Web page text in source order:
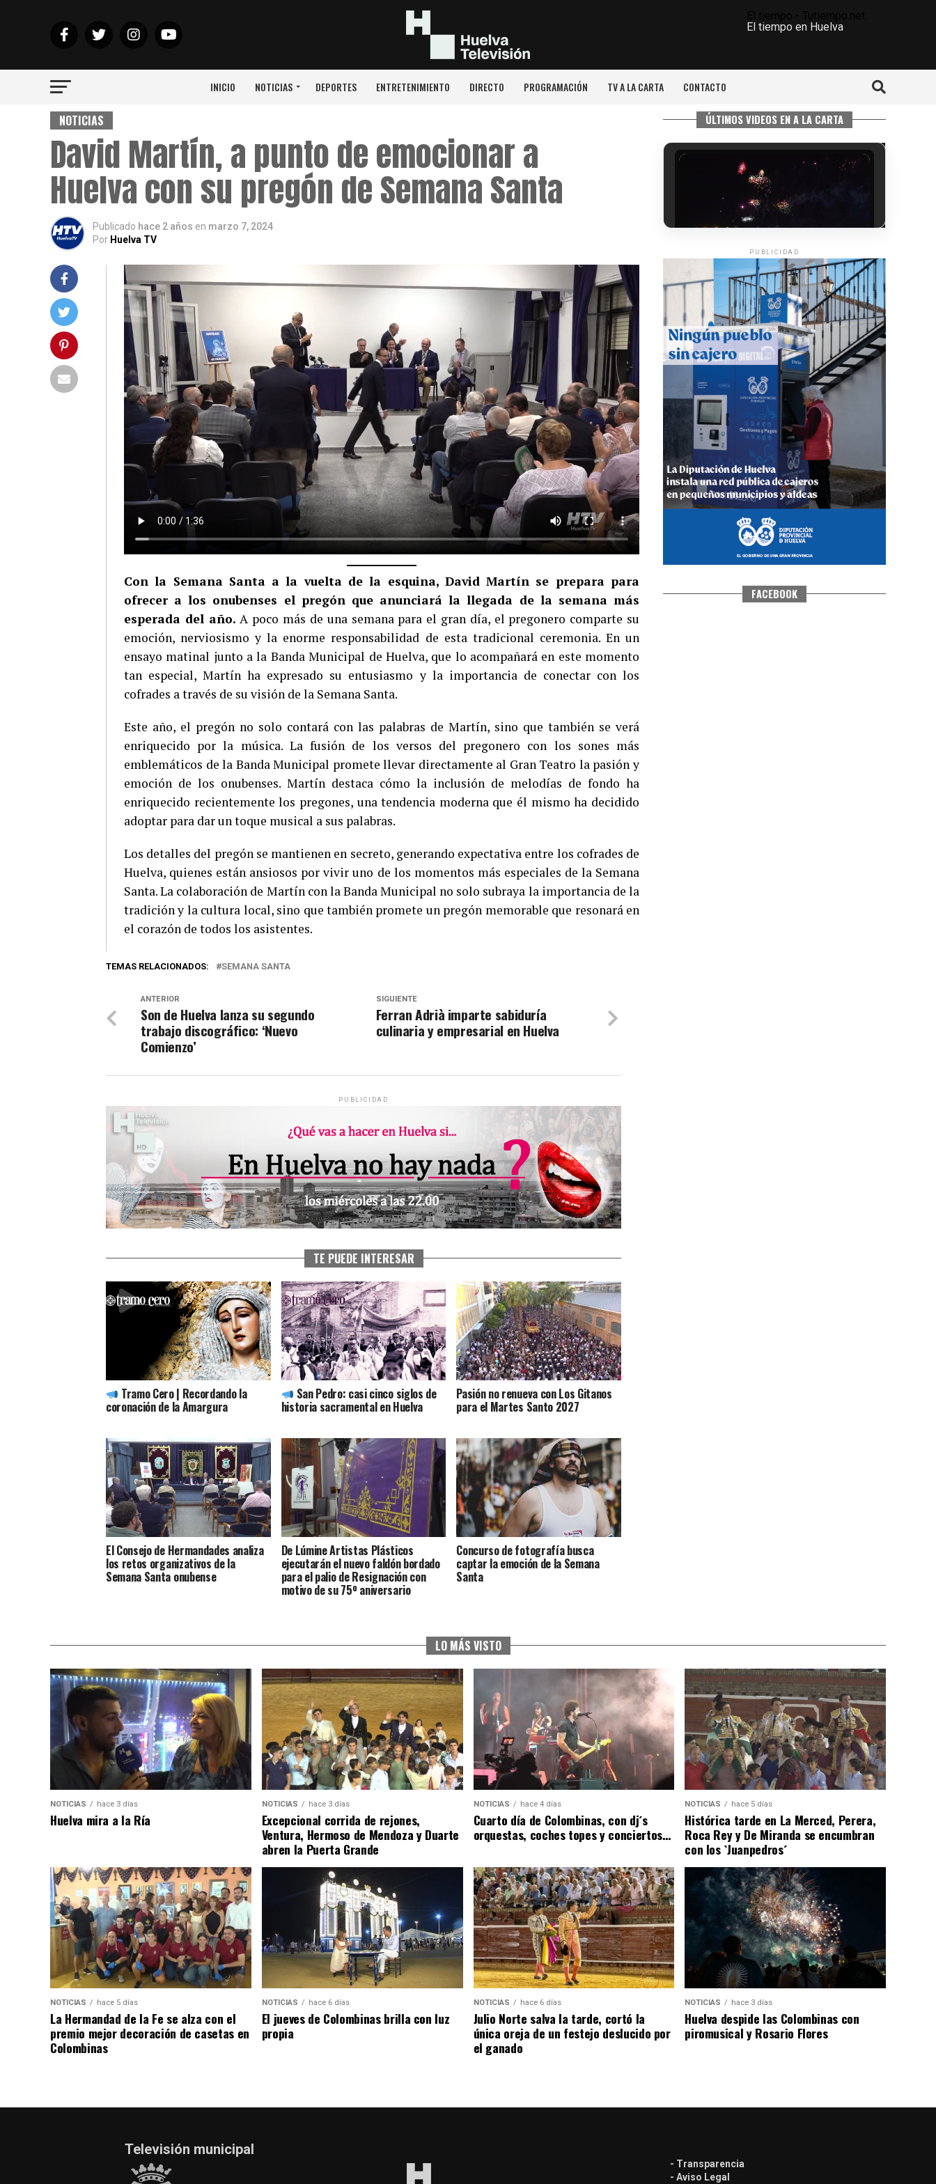
El tiempo en Huelva
INICIO NOTICIAS DEPORTES ENTRETENIMIENTO DIRECTO PROGRAMACIÓN TV A LA CARTA CONTACTO
NOTICIAS
David Martín, a punto de emocionar a
Huelva con su pregón de Semana Santa
Publicado hace 2 años en marzo 7, 2024
Por Huelva TV
Con la Semana Santa a la vuelta de la esquina, David Martín se prepara para
ofrecer a los onubenses el pregón que anunciará la llegada de la semana más
esperada del año. A poco más de una semana para el gran día, el pregonero comparte su
emoción, nerviosismo y la enorme responsabilidad de esta tradicional ceremonia. En un
ensayo matinal junto a la Banda Municipal de Huelva, que lo acompañará en este momento
tan especial, Martín ha expresado su entusiasmo y la importancia de conectar con los
cofrades a través de su visión de la Semana Santa.
Este año, el pregón no solo contará con las palabras de Martín, sino que también se verá
enriquecido por la música. La fusión de los versos del pregonero con los sones más
emblemáticos de la Banda Municipal promete llevar directamente al Gran Teatro la pasión y
emoción de los onubenses. Martín destaca cómo la inclusión de melodías de fondo ha
enriquecido recientemente los pregones, una tendencia moderna que él mismo ha decidido
adoptar para dar un toque musical a sus palabras.
Los detalles del pregón se mantienen en secreto, generando expectativa entre los cofrades de
Huelva, quienes están ansiosos por vivir uno de los momentos más especiales de la Semana
Santa. La colaboración de Martín con la Banda Municipal no solo subraya la importancia de la
tradición y la cultura local, sino que también promete un pregón memorable que resonará en
el corazón de todos los asistentes.
TEMAS RELACIONADOS: SEMANA SANTA
SIGUIENTE
Ferran Adrià imparte sabiduría
culinaria y empresarial en Huelva
ANTERIOR
Son de Huelva lanza su segundo
trabajo discográfico: ‘Nuevo
Comienzo’
PUBLICIDAD
TE PUEDE INTERESAR
Tramo Cero | Recordando la
coronación de la Amargura
San Pedro: casi cinco siglos de
historia sacramental en Huelva
Pasión no renueva con Los Gitanos
para el Martes Santo 2027
El Consejo de Hermandades analiza
los retos organizativos de la
Semana Santa onubense
De Lúmine Artistas Plásticos
ejecutarán el nuevo faldón bordado
para el palio de Resignación con
motivo de su 75º aniversario
Concurso de fotografía busca
captar la emoción de la Semana
Santa
ÚLTIMOS VIDEOS EN A LA CARTA
6º DÍA DE LAS FIESTAS COLOMBINAS
2026
·Huelvatv
QUINTA CORRIDA DE LAS FIESTAS
COLOMBINAS 2026
hace 3 días· Huelvatv
PUBLICIDAD
FACEBOOK
LO MÁS VISTO
NOTICIAS hace 3 días
Huelva mira a la Ría
NOTICIAS hace 3 días
Excepcional corrida de rejones,
Ventura, Hermoso de Mendoza y Duarte
abren la Puerta Grande
NOTICIAS hace 4 días
Cuarto día de Colombinas, con dj´s
orquestas, coches topes y conciertos…
NOTICIAS hace 5 días
Histórica tarde en La Merced, Perera,
Roca Rey y De Miranda se encumbran
con los `Juanpedros´
NOTICIAS hace 5 días
La Hermandad de la Fe se alza con el
premio mejor decoración de casetas en
Colombinas
NOTICIAS hace 6 días
El jueves de Colombinas brilla con luz
propia
NOTICIAS hace 6 días
Julio Norte salva la tarde, cortó la
única oreja de un festejo deslucido por
el ganado
NOTICIAS hace 3 días
Huelva despide las Colombinas con
piromusical y Rosario Flores
Televisión municipal
- Transparencia
- Aviso Legal